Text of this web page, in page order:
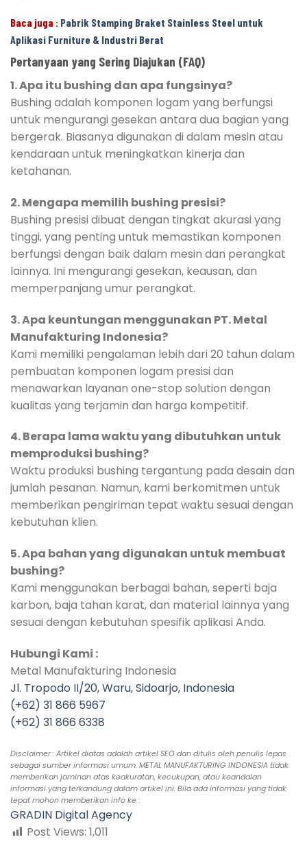
Baca juga : Pabrik Stamping Braket Stainless Steel untuk
Aplikasi Furniture & Industri Berat
Pertanyaan yang Sering Diajukan (FAQ)
1. Apa itu bushing dan apa fungsinya?
Bushing adalah komponen logam yang berfungsi
untuk mengurangi gesekan antara dua bagian yang
bergerak. Biasanya digunakan di dalam mesin atau
kendaraan untuk meningkatkan kinerja dan
ketahanan.
2. Mengapa memilih bushing presisi?
Bushing presisi dibuat dengan tingkat akurasi yang
tinggi, yang penting untuk memastikan komponen
berfungsi dengan baik dalam mesin dan perangkat
lainnya. Ini mengurangi gesekan, keausan, dan
memperpanjang umur perangkat.
3. Apa keuntungan menggunakan PT. Metal
Manufakturing Indonesia?
Kami memiliki pengalaman lebih dari 20 tahun dalam
pembuatan komponen logam presisi dan
menawarkan layanan one-stop solution dengan
kualitas yang terjamin dan harga kompetitif.
4. Berapa lama waktu yang dibutuhkan untuk
memproduksi bushing?
Waktu produksi bushing tergantung pada desain dan
jumlah pesanan. Namun, kami berkomitmen untuk
memberikan pengiriman tepat waktu sesuai dengan
kebutuhan klien.
5. Apa bahan yang digunakan untuk membuat
bushing?
Kami menggunakan berbagai bahan, seperti baja
karbon, baja tahan karat, dan material lainnya yang
sesuai dengan kebutuhan spesifik aplikasi Anda.
Hubungi Kami :
Metal Manufakturing Indonesia
Jl. Tropodo II/20, Waru, Sidoarjo, Indonesia
(+62) 31 866 5967
(+62) 31 866 6338
Disclaimer : Artikel diatas adalah artikel SEO dan ditulis oleh penulis lepas
sebagai sumber informasi umum. METAL MANUFAKTURING INDONESIA tidak
memberikan jaminan atas keakuratan, kecukupan, atau keandalan
informasi yang terkandung dalam artikel ini. Bila ada informasi yang tidak
tepat mohon memberikan info ke :
GRADIN Digital Agency
Post Views: 1,011